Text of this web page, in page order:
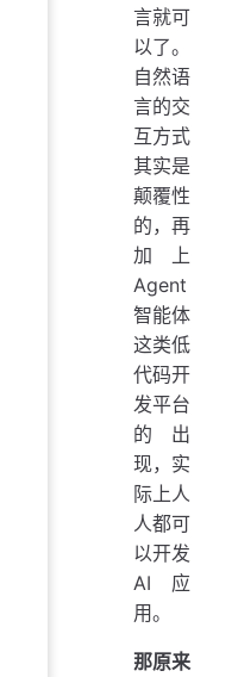
言就可
以了。
自然语
言的交
互方式
其实是
颠覆性
的，再
加上
Agent
智能体
这类低
代码开
发平台
的出
现，实
际上人
人都可
以开发
AI 应
用。
那原来